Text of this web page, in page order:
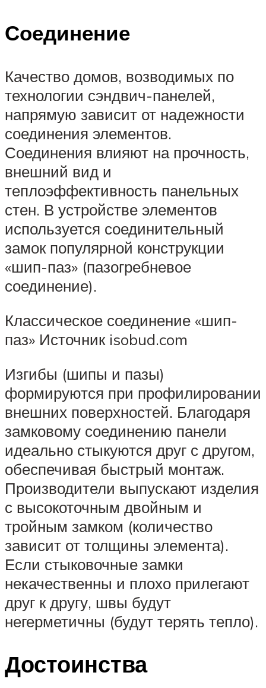
Соединение
Качество домов, возводимых по
технологии сэндвич-панелей,
напрямую зависит от надежности
соединения элементов.
Соединения влияют на прочность,
внешний вид и
теплоэффективность панельных
стен. В устройстве элементов
используется соединительный
замок популярной конструкции
«шип-паз» (пазогребневое
соединение).
Классическое соединение «шип-
паз» Источник isobud.com
Изгибы (шипы и пазы)
формируются при профилировании
внешних поверхностей. Благодаря
замковому соединению панели
идеально стыкуются друг с другом,
обеспечивая быстрый монтаж.
Производители выпускают изделия
с высокоточным двойным и
тройным замком (количество
зависит от толщины элемента).
Если стыковочные замки
некачественны и плохо прилегают
друг к другу, швы будут
негерметичны (будут терять тепло).
Достоинства